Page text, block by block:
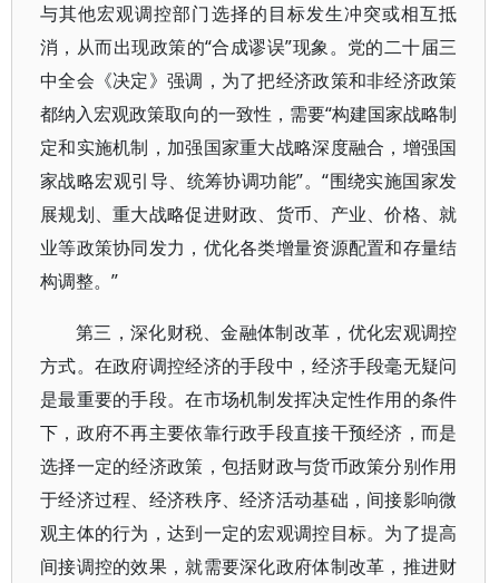
与其他宏观调控部门选择的目标发生冲突或相互抵
消，从而出现政策的“合成谬误”现象。党的二十届三
中全会《决定》强调，为了把经济政策和非经济政策
都纳入宏观政策取向的一致性，需要“构建国家战略制
定和实施机制，加强国家重大战略深度融合，增强国
家战略宏观引导、统筹协调功能”。“围绕实施国家发
展规划、重大战略促进财政、货币、产业、价格、就
业等政策协同发力，优化各类增量资源配置和存量结
构调整。”
第三，深化财税、金融体制改革，优化宏观调控
方式。在政府调控经济的手段中，经济手段毫无疑问
是最重要的手段。在市场机制发挥决定性作用的条件
下，政府不再主要依靠行政手段直接干预经济，而是
选择一定的经济政策，包括财政与货币政策分别作用
于经济过程、经济秩序、经济活动基础，间接影响微
观主体的行为，达到一定的宏观调控目标。为了提高
间接调控的效果，就需要深化政府体制改革，推进财